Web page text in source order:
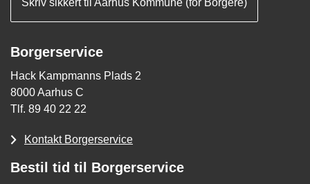
Skriv sikkert til Aarhus Kommune (for Borgere)
Borgerservice
Hack Kampmanns Plads 2
8000 Aarhus C
Tlf. 89 40 22 22
Kontakt Borgerservice
Bestil tid til Borgerservice